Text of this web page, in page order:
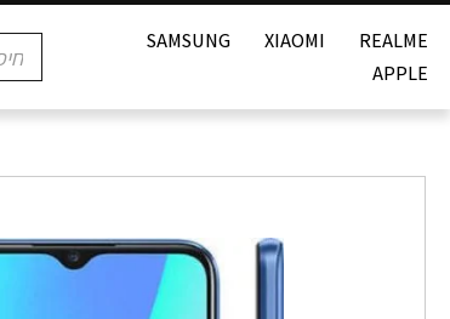
REALME
XIAOMI
SAMSUNG
APPLE